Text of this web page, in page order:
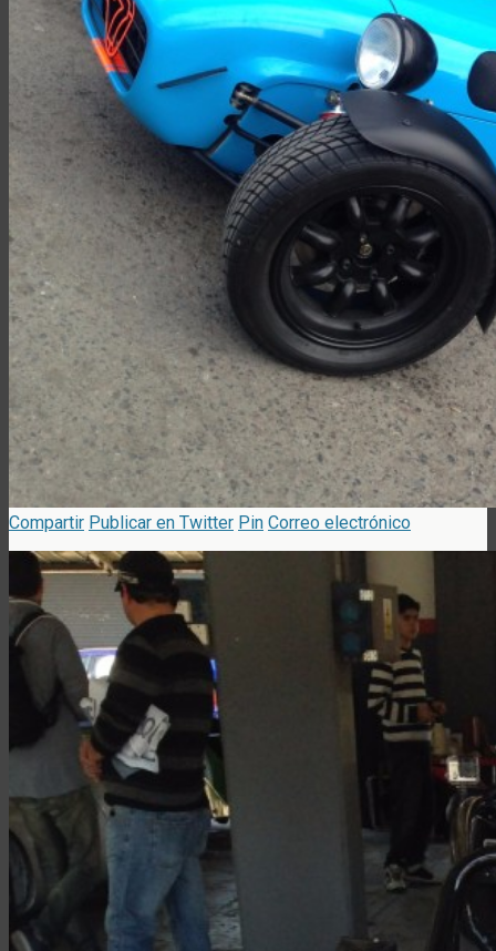
Compartir Publicar en Twitter Pin Correo electrónico